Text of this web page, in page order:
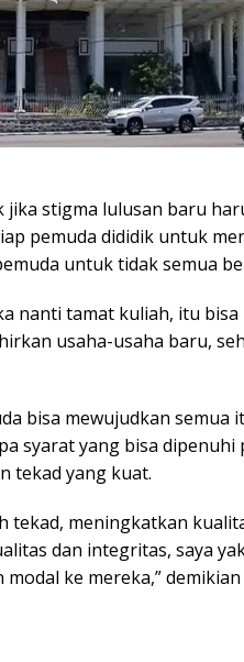
jika stigma lulusan baru
pemuda dididik untuk
untuk tidak semua
nanti tamat kuliah, itu
usaha-usaha baru,
bisa mewujudkan semua
syarat yang bisa
tekad yang kuat.
tekad, meningkatkan
dan integritas, saya
ke mereka,” demikian